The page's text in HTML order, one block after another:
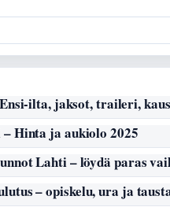
ilta, jaksot, traileri,
Hinta ja aukiolo 2025
Lahti – löydä paras
– opiskelu, ura ja